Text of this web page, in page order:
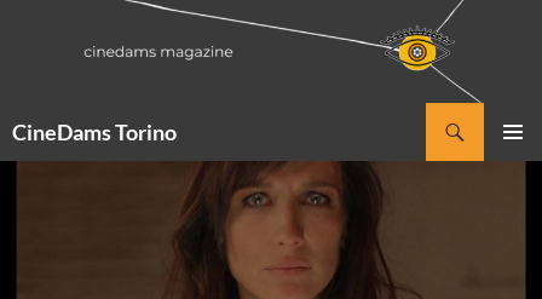
CineDams Torino